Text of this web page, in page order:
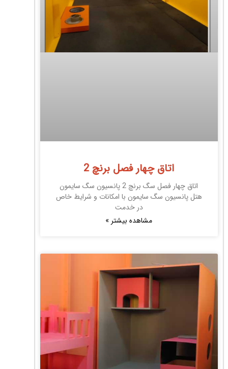
اتاق چهار فصل برنچ 2
اتاق چهار فصل سگ برنچ 2 پانسیون سگ سایمون
هتل پانسیون سگ سایمون با امکانات و شرایط خاص
در خدمت
مشاهده بیشتر »